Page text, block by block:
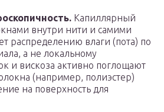
Капиллярный
внутри нити и самими
распределению влаги (пота) по
а не локальному
и вискоза активно поглощают
(например, полиэстер)
на поверхность для